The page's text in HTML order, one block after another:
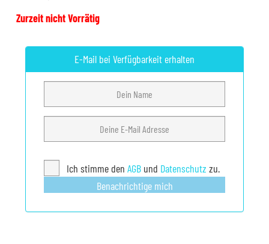
Zurzeit nicht Vorrätig
E-Mail bei Verfügbarkeit erhalten
Ich stimme denAGB und Datenschutz zu.
Benachrichtige mich